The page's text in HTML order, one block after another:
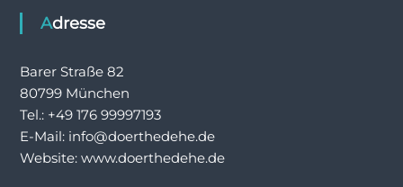
Adresse
Barer Straße 82
80799 München
Tel.: +49 176 99997193
E-Mail: info@doerthedehe.de
Website: www.doerthedehe.de